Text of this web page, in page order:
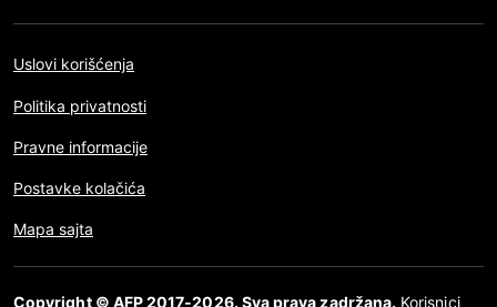
Uslovi korišćenja
Politika privatnosti
Pravne informacije
Postavke kolačića
Mapa sajta
Copyright © AFP 2017-2026. Sva prava zadržana. Korisnici